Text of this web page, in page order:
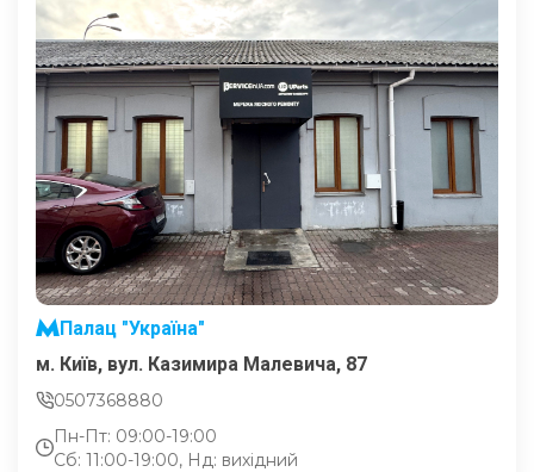
Палац "Україна"
м. Київ, вул. Казимира Малевича, 87
0507368880
Пн-Пт: 09:00-19:00
Сб: 11:00-19:00, Нд: вихідний